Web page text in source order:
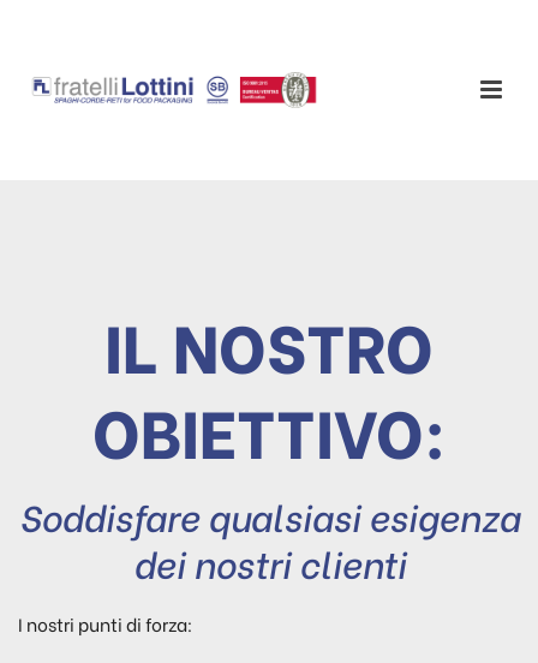
IL NOSTRO
OBIETTIVO:
Soddisfare qualsiasi esigenza
dei nostri clienti
I nostri punti di forza: